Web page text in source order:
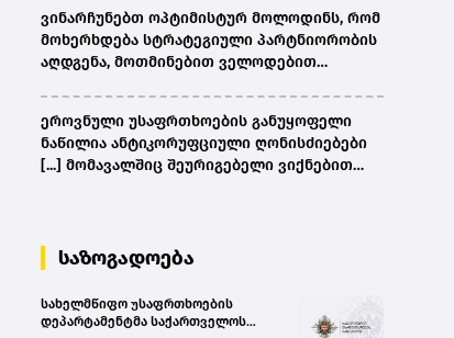
ვინარჩუნებთ ოპტიმისტურ მოლოდინს, რომ
მოხერხდება სტრატეგიული პარტნიორობის
აღდგენა, მოთმინებით ველოდებით
ეროვნული უსაფრთხოების განუყოფელი
ნაწილია ანტიკორუფციული ღონისძიებები
[...] მომავალშიც შეურიგებელი ვიქნებით
საზოგადოება
სახელმწიფო უსაფრთხოების
დეპარტამენტმა საქართველოს